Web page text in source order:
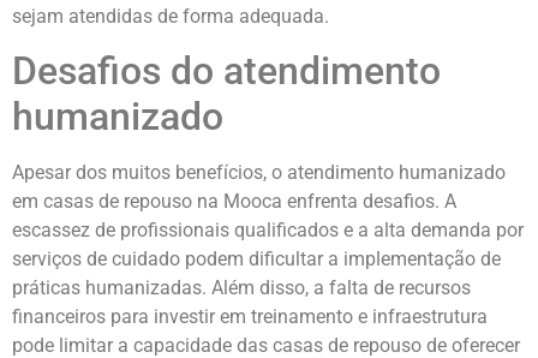
sejam atendidas de forma adequada.
Desafios do atendimento
humanizado
Apesar dos muitos benefícios, o atendimento humanizado
em casas de repouso na Mooca enfrenta desafios. A
escassez de profissionais qualificados e a alta demanda por
serviços de cuidado podem dificultar a implementação de
práticas humanizadas. Além disso, a falta de recursos
financeiros para investir em treinamento e infraestrutura
pode limitar a capacidade das casas de repouso de oferecer